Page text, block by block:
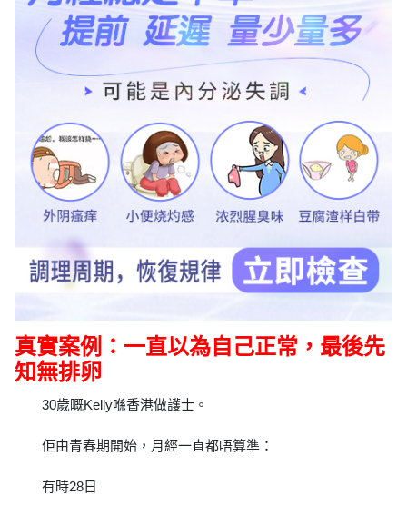
真實案例：一直以為自己正常，最後先
知無排卵
30歲嘅Kelly喺香港做護士。
佢由青春期開始，月經一直都唔算準：
有時28日